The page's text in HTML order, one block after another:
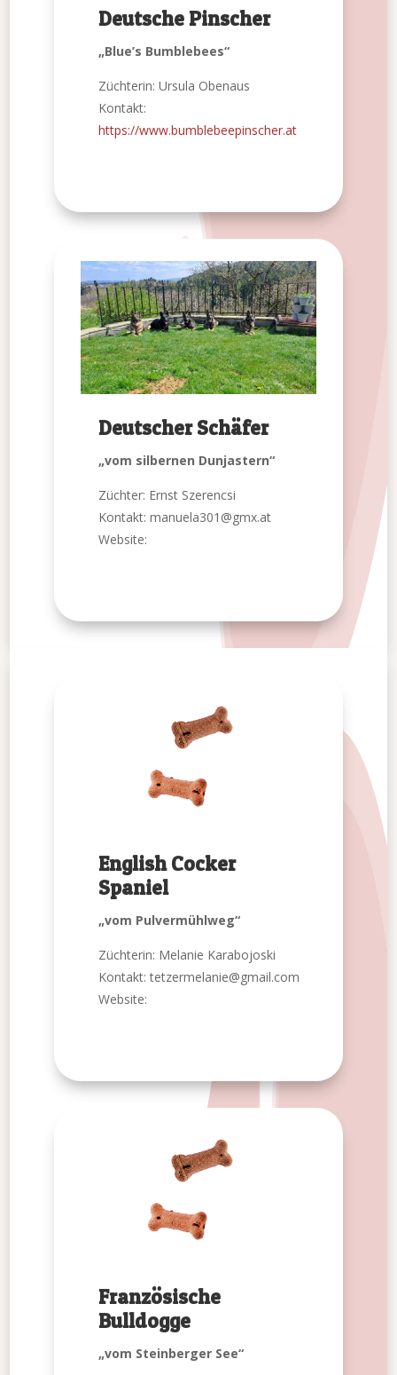
Deutsche Pinscher
„Blue’s Bumblebees“
Züchterin: Ursula Obenaus
Kontakt:
https://www.bumblebeepinscher.at
Deutscher Schäfer
„vom silbernen Dunjastern“
Züchter: Ernst Szerencsi
Kontakt:manuela301@gmx.at
Website:
English Cocker
Spaniel
„vom Pulvermühlweg“
Züchterin: Melanie Karabojoski
Kontakt: tetzermelanie@gmail.com
Website:
Französische
Bulldogge
„vom Steinberger See“